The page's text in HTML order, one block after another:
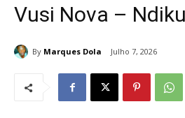
Vusi Nova –
By Marques Dola Julho 7, 2026